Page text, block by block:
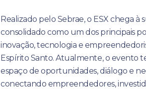
Realizado pelo Sebrae, o ESX chega à
consolidado como um dos principais
inovação, tecnologia e
Espírito Santo. Atualmente, o evento
espaço de oportunidades, diálogo e
conectando empreendedores,